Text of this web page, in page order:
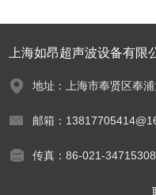
上海如昂超声波设备有限
地址：上海市奉贤区奉
邮箱：
传真：86-021-34715308